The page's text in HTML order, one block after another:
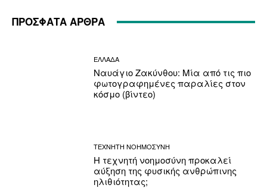
ΠΡΟΣΦΑΤΑ ΑΡΘΡΑ
ΕΛΛΑΔΑ
Ναυάγιο Ζακύνθου: Μία από τις πιο
φωτογραφημένες παραλίες στον
κόσμο (βίντεο)
ΤΕΧΝΗΤΗ ΝΟΗΜΟΣΥΝΗ
Η τεχνητή νοημοσύνη προκαλεί
αύξηση της φυσικής ανθρώπινης
ηλιθιότητας;